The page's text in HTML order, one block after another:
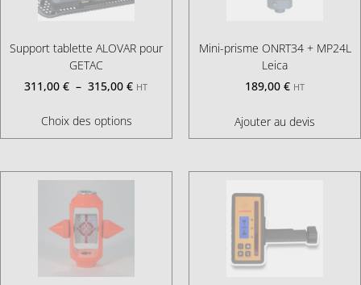
Support tablette ALOVAR pour
GETAC
311,00€ – 315,00€ HT
Choix des options
Mini-prisme ONRT34 + MP24L
Leica
189,00 € HT
Ajouter au devis